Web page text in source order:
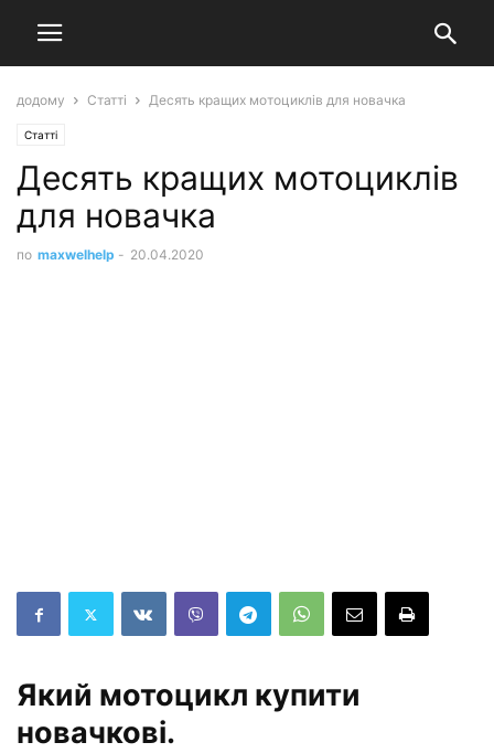
додому Статті Десять кращих мотоциклів для новачка
Статті
Десять кращих мотоциклів
для новачка
по maxwelhelp - 20.04.2020
Який мотоцикл купити
новачкові.